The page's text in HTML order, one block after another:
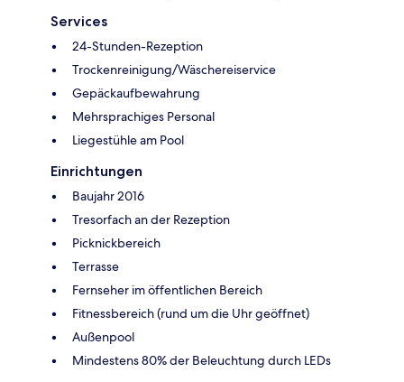
Services
24-Stunden-Rezeption
Trockenreinigung/Wäschereiservice
Gepäckaufbewahrung
Mehrsprachiges Personal
Liegestühle am Pool
Einrichtungen
Baujahr 2016
Tresorfach an der Rezeption
Picknickbereich
Terrasse
Fernseher im öffentlichen Bereich
Fitnessbereich (rund um die Uhr geöffnet)
Außenpool
Mindestens 80% der Beleuchtung durch LEDs